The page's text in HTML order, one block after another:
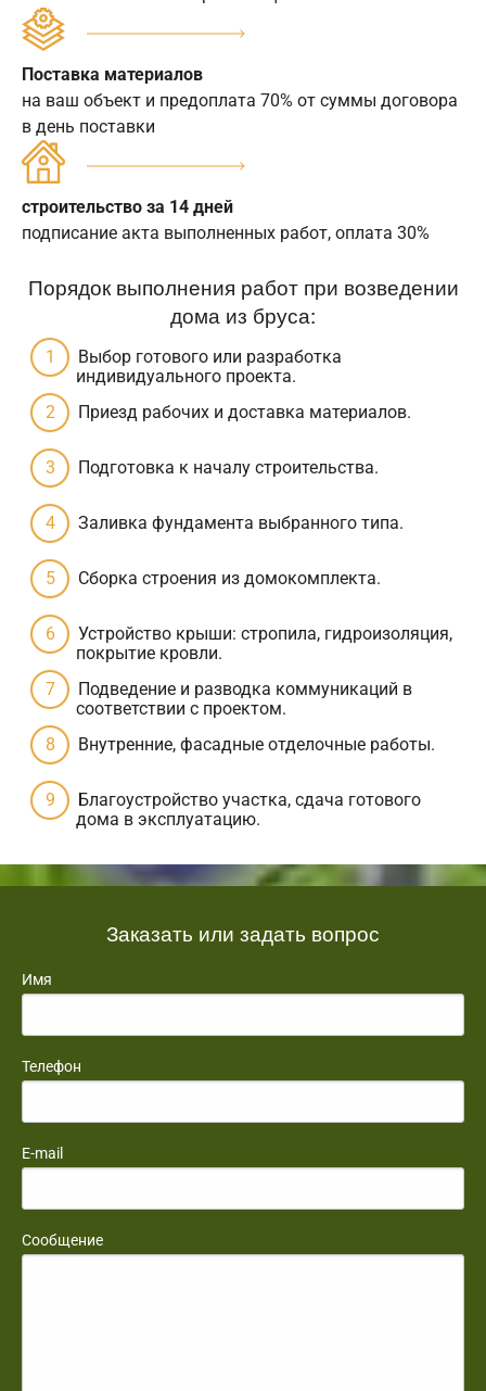
Поставка материалов
на ваш объект и предоплата 70% от суммы договора
в день поставки
строительство за 14 дней
подписание акта выполненных работ, оплата 30%
Порядок выполнения работ при возведении
дома из бруса:
Выбор готового или разработка
индивидуального проекта.
Приезд рабочих и доставка материалов.
Подготовка к началу строительства.
Заливка фундамента выбранного типа.
Сборка строения из домокомплекта.
Устройство крыши: стропила, гидроизоляция,
покрытие кровли.
Подведение и разводка коммуникаций в
соответствии с проектом.
Внутренние, фасадные отделочные работы.
Благоустройство участка, сдача готового
дома в эксплуатацию.
Заказать или задать вопрос
Имя
Телефон
E-mail
Сообщение